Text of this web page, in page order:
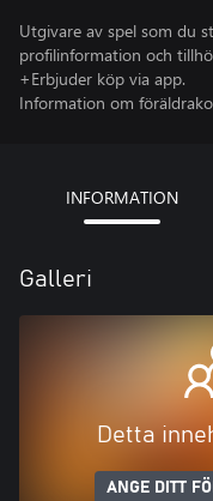
Utgivare av spel som du
profilinformation och
+Erbjuder köp via app.
Information om
INFORMATION
Galleri
Detta
ANGE DITT